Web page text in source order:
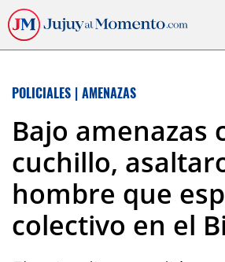
POLICIALES | AMENAZAS
Bajo amenazas
cuchillo,
hombre que
colectivo en el